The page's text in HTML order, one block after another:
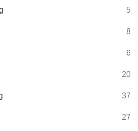
5
8
6
20
37
27